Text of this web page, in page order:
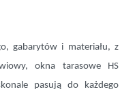
gabarytów i materiału, z
okna tarasowe HS
pasują do każdego